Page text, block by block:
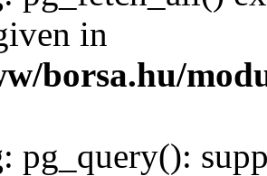
in
borsa.hu/
: pg_query():